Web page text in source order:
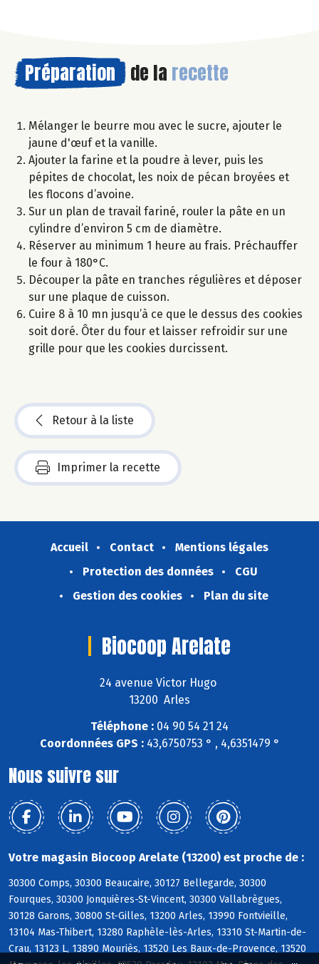
Préparation de la recette
Mélanger le beurre mou avec le sucre, ajouter le
jaune d'œuf et la vanille.
Ajouter la farine et la poudre à lever, puis les
pépites de chocolat, les noix de pécan broyées et
les flocons d’avoine.
Sur un plan de travail fariné, rouler la pâte en un
cylindre d’environ 5 cm de diamètre.
Réserver au minimum 1 heure au frais. Préchauffer
le four à 180°C.
Découper la pâte en tranches régulières et déposer
sur une plaque de cuisson.
Cuire 8 à 10 mn jusqu’à ce que le dessus des cookies
soit doré. Ôter du four et laisser refroidir sur une
grille pour que les cookies durcissent.
Retour à la liste
Imprimer la recette
Accueil Contact
Mentions légales
Protection des données
CGU
Gestion des cookies
Plan du site
Biocoop Arelate
24 avenue Victor Hugo
13200 Arles
Téléphone : 04 90 54 21 24
Coordonnées GPS :43,6750753 ° , 4,6351479 °
Nous suivre sur
Votre magasin Biocoop Arelate (13200) est proche de :
30300 Comps, 30300 Beaucaire, 30127 Bellegarde, 30300
Fourques, 30300 Jonquières-St-Vincent, 30300 Vallabrègues,
30128 Garons, 30800 St-Gilles, 13200 Arles, 13990 Fontvieille,
13104 Mas-Thibert, 13280 Raphèle-lès-Arles, 13310 St-Martin-de-
Crau, 13123 L, 13890 Mouriès, 13520 Les Baux-de-Provence, 13520